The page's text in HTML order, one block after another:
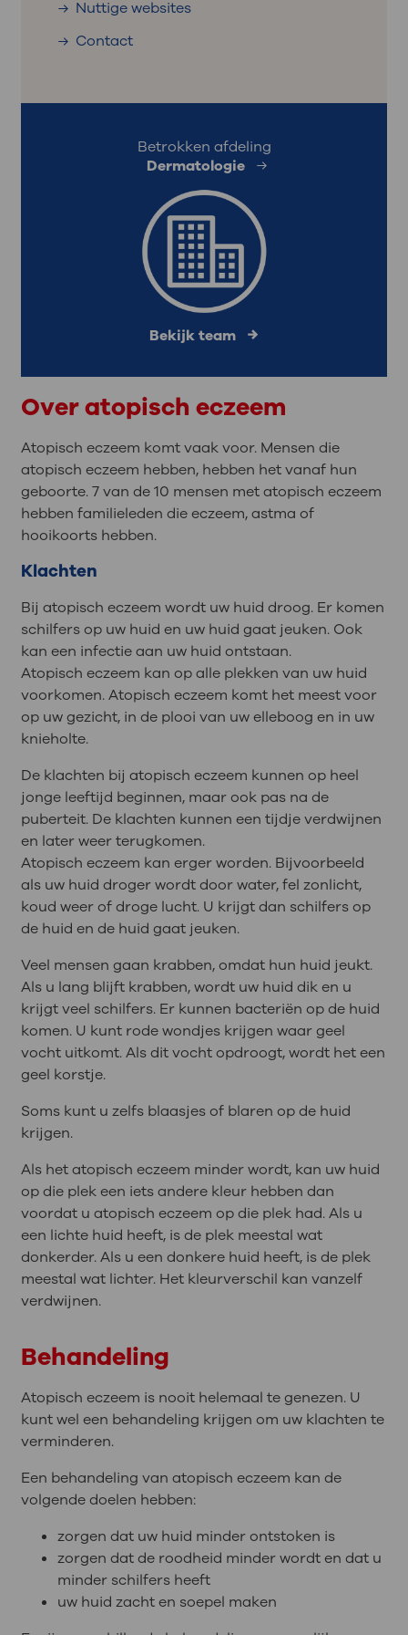
Nuttige websites
Contact
Betrokken afdeling
Dermatologie
Bekijk team
Over atopisch eczeem
Atopisch eczeem komt vaak voor. Mensen die
atopisch eczeem hebben, hebben het vanaf hun
geboorte. 7 van de 10 mensen met atopisch eczeem
hebben familieleden die eczeem, astma of
hooikoorts hebben.
Klachten
Bij atopisch eczeem wordt uw huid droog. Er komen
schilfers op uw huid en uw huid gaat jeuken. Ook
kan een infectie aan uw huid ontstaan.
Atopisch eczeem kan op alle plekken van uw huid
voorkomen. Atopisch eczeem komt het meest voor
op uw gezicht, in de plooi van uw elleboog en in uw
knieholte.
De klachten bij atopisch eczeem kunnen op heel
jonge leeftijd beginnen, maar ook pas na de
puberteit. De klachten kunnen een tijdje verdwijnen
en later weer terugkomen.
Atopisch eczeem kan erger worden. Bijvoorbeeld
als uw huid droger wordt door water, fel zonlicht,
koud weer of droge lucht. U krijgt dan schilfers op
de huid en de huid gaat jeuken.
Veel mensen gaan krabben, omdat hun huid jeukt.
Als u lang blijft krabben, wordt uw huid dik en u
krijgt veel schilfers. Er kunnen bacteriën op de huid
komen. U kunt rode wondjes krijgen waar geel
vocht uitkomt. Als dit vocht opdroogt, wordt het een
geel korstje.
Soms kunt u zelfs blaasjes of blaren op de huid
krijgen.
Als het atopisch eczeem minder wordt, kan uw huid
op die plek een iets andere kleur hebben dan
voordat u atopisch eczeem op die plek had. Als u
een lichte huid heeft, is de plek meestal wat
donkerder. Als u een donkere huid heeft, is de plek
meestal wat lichter. Het kleurverschil kan vanzelf
verdwijnen.
Behandeling
Atopisch eczeem is nooit helemaal te genezen. U
kunt wel een behandeling krijgen om uw klachten te
verminderen.
Een behandeling van atopisch eczeem kan de
volgende doelen hebben:
zorgen dat uw huid minder ontstoken is
zorgen dat de roodheid minder wordt en dat u
minder schilfers heeft
uw huid zacht en soepel maken